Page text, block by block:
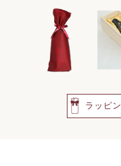
ラッピ